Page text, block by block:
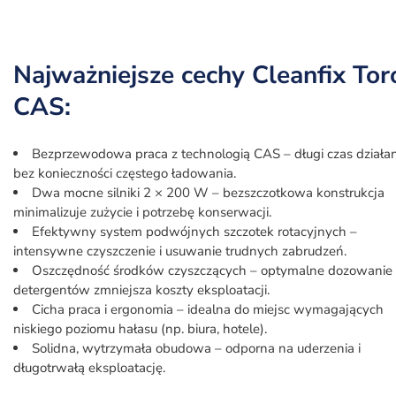
Najważniejsze cechy Cleanfix
CAS:
Bezprzewodowa praca z technologią CAS – długi czas
bez konieczności częstego ładowania.
Dwa mocne silniki 2 × 200 W – bezszczotkowa konstrukcja
minimalizuje zużycie i potrzebę konserwacji.
Efektywny system podwójnych szczotek rotacyjnych –
intensywne czyszczenie i usuwanie trudnych zabrudzeń.
Oszczędność środków czyszczących – optymalne dozowanie
detergentów zmniejsza koszty eksploatacji.
Cicha praca i ergonomia – idealna do miejsc wymagających
niskiego poziomu hałasu (np. biura, hotele).
Solidna, wytrzymała obudowa – odporna na uderzenia i
długotrwałą eksploatację.